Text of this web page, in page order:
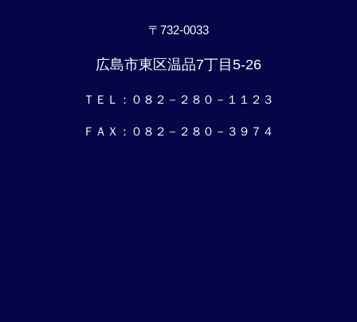
〒732-0033
広島市東区温品7丁目5-26
ＴＥＬ：０８２－２８０－１１２３
ＦＡＸ：０８２－２８０－３９７４